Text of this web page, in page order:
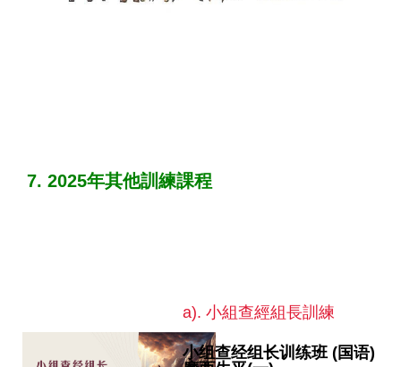
7. 2025年其他訓練課程
a). 小組查經組長訓練
小组查经组长训练班 (国语)